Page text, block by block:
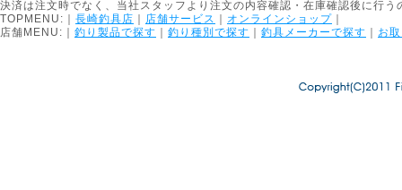
決済は注文時でなく、当社スタッフより注文の内容確認・在庫確認後に行
TOPMENU:｜ 長崎釣具店 ｜ 店舗サービス ｜ オンラインショップ ｜
店舗MENU:｜ 釣り製品で探す ｜ 釣り種別で探す ｜ 釣具メーカーで探す ｜ お